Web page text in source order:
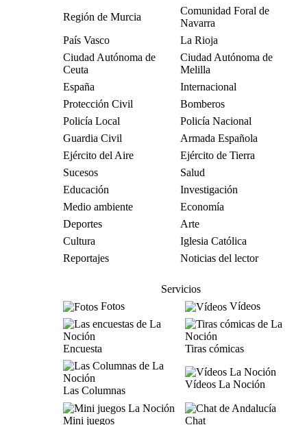
Región de Murcia
Comunidad Foral de
Navarra
País Vasco
La Rioja
Ciudad Autónoma de
Ceuta
Ciudad Autónoma de
Melilla
España
Internacional
Protección Civil
Bomberos
Policía Local
Policía Nacional
Guardia Civil
Armada Española
Ejército del Aire
Ejército de Tierra
Sucesos
Salud
Educación
Investigación
Medio ambiente
Economía
Deportes
Arte
Cultura
Iglesia Católica
Reportajes
Noticias del lector
Servicios
Fotos
Vídeos
Encuesta Tiras cómicas
Las Columnas
Vídeos La Noción
Mini juegos
Chat